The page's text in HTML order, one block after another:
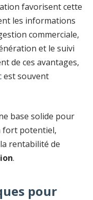
favorisent cette
les informations
commerciale,
et le suivi
de ces avantages,
est souvent
base solide pour
fort potentiel,
rentabilité de
.
pour